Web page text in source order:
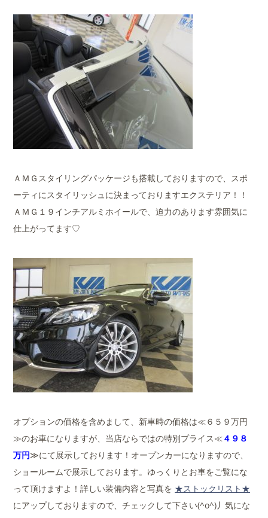
ＡＭＧスタイリングパッケージも搭載しておりますので、スポ
ーティにスタイリッシュに決まっておりますエクステリア！！
ＡＭＧ１９インチアルミホイールで、迫力のあります雰囲気に
仕上がってます♡
オプションの価格を含めまして、新車時の価格は≪６５９万円
≫のお車になりますが、当店ならではの特別プライス≪４９８
万円≫にて展示しております！オープンカーになりますので、
ショールームで展示しております。ゆっくりとお車をご覧にな
って頂けますよ！詳しい装備内容と写真を ★ストックリスト★
にアップしておりますので、チェックして下さい(^o^)丿気にな